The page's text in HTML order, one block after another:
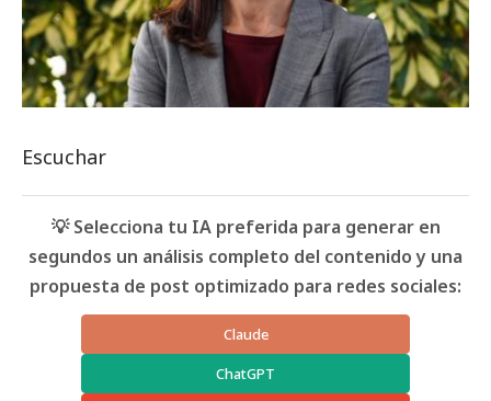
Escuchar
💡 Selecciona tu IA preferida para generar en
segundos un análisis completo del contenido y una
propuesta de post optimizado para redes sociales:
Claude
ChatGPT